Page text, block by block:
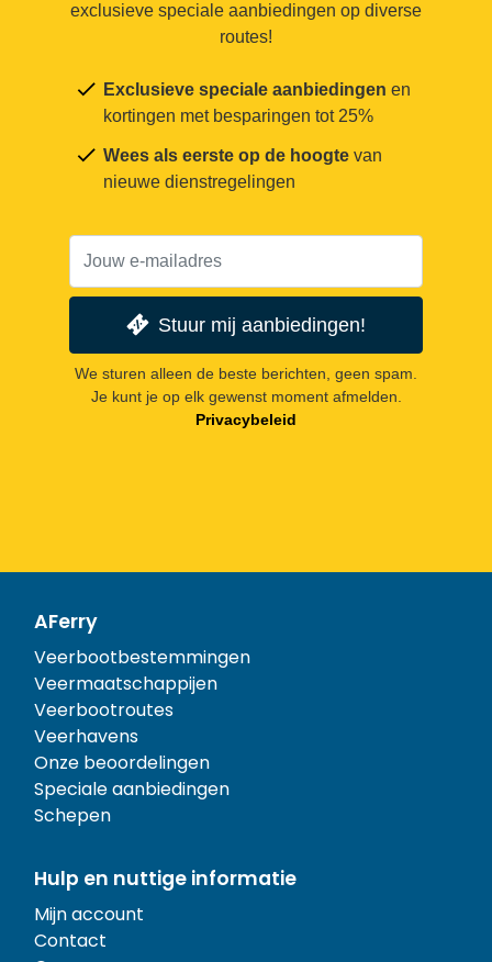
exclusieve speciale aanbiedingen op diverse
routes!
Exclusieve speciale aanbiedingen en
kortingen met besparingen tot 25%
Wees als eerste op de hoogte van
nieuwe dienstregelingen
Stuur mij aanbiedingen!
We sturen alleen de beste berichten, geen spam.
Je kunt je op elk gewenst moment afmelden.
Privacybeleid
AFerry
Veerbootbestemmingen
Veermaatschappijen
Veerbootroutes
Veerhavens
Onze beoordelingen
Speciale aanbiedingen
Schepen
Hulp en nuttige informatie
Mijn account
Contact